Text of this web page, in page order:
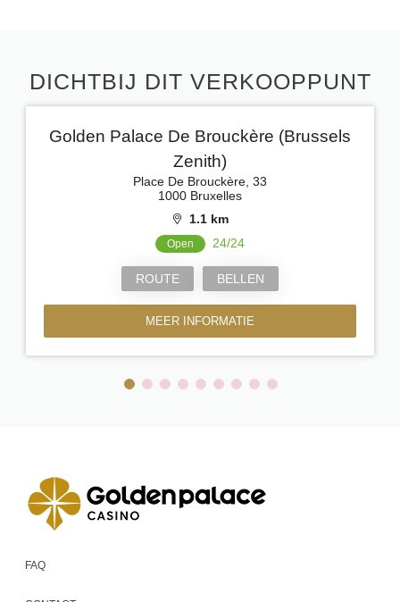
DICHTBIJ DIT VERKOOPPUNT
Golden Palace De Brouckère (Brussels
Zenith)
Place De Brouckère, 33
1000 Bruxelles
1.1 km
Open 24/24
ROUTE BELLEN
MEER INFORMATIE
FAQ